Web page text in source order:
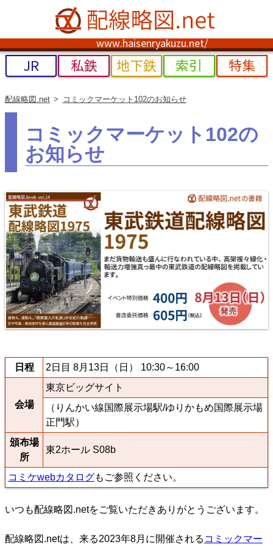
www.haisenryakuzu.net/
JR 私鉄 地下鉄 索引 特集
配線略図.net コミックマーケット102のお知らせ
コミックマーケット102の
お知らせ
日程 2日目 8月13日（日） 10:30～16:00
会場
東京ビッグサイト
（りんかい線国際展示場駅/ゆりかもめ国際展示場
正門駅）
頒布場
所
東2ホール S08b
コミケwebカタログもご参照ください。
いつも配線略図.netをご覧いただきありがとうございます。
配線略図.netは、来る2023年8月に開催される コミックマー